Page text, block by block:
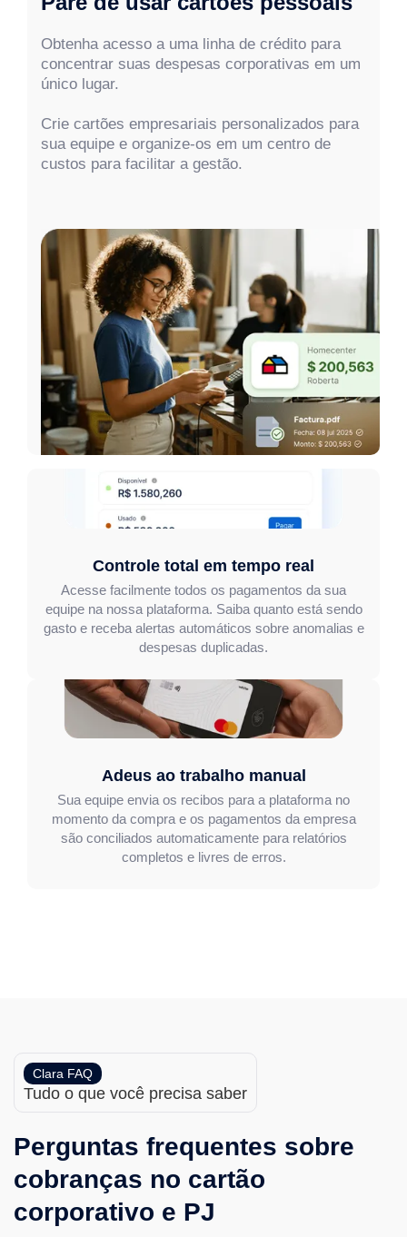
Obtenha acesso a uma linha de crédito para
concentrar suas despesas corporativas em um
único lugar.
Crie cartões empresariais personalizados para
sua equipe e organize-os em um centro de
custos para facilitar a gestão.
Controle total em tempo real
Acesse facilmente todos os pagamentos da sua
equipe na nossa plataforma. Saiba quanto está sendo
gasto e receba alertas automáticos sobre anomalias e
despesas duplicadas.
Adeus ao trabalho manual
Sua equipe envia os recibos para a plataforma no
momento da compra e os pagamentos da empresa
são conciliados automaticamente para relatórios
completos e livres de erros.
Clara FAQ
Tudo o que você precisa saber
Perguntas frequentes sobre
cobranças no cartão
corporativo e PJ